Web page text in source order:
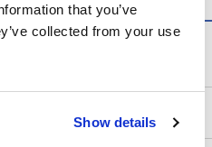
that you’ve
collected from your use
Show details